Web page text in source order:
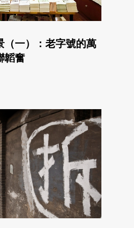
（一）：老字號的萬
韜奮